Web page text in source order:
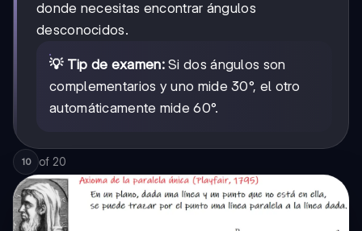
donde necesitas encontrar ángulos
desconocidos.
💡 Tip de examen:Si dos ángulos son
complementarios y uno mide 30°, el otro
automáticamente mide 60°.
10 of 20